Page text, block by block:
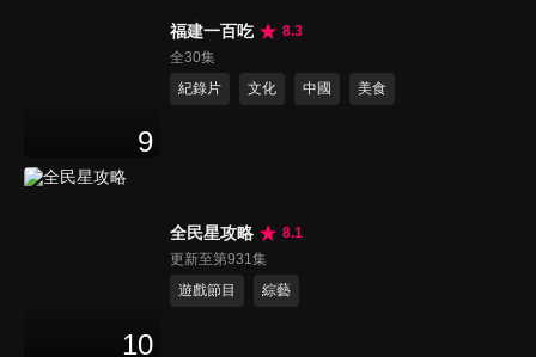
9
福建一百吃
8.3
全30集
紀錄片
文化 中國 美食
10
全民星攻略
8.1
更新至第931集
遊戲節目
綜藝